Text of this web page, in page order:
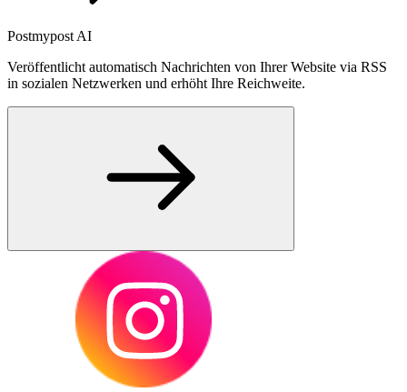
Postmypost AI
Veröffentlicht automatisch Nachrichten von Ihrer Website via RSS
in sozialen Netzwerken und erhöht Ihre Reichweite.